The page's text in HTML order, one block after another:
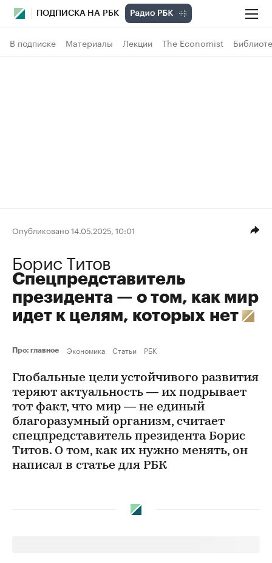
ПОДПИСКА НА РБК
В подписке Материалы Лекции The Economist
Опубликовано 14.05.2025, 10:01
Борис Титов
Спецпредставитель
президента — о том, как мир
идет к целям, которых нет
Про: главное Экономика Статьи РБК
Глобальные цели устойчивого развития
теряют актуальность — их подрывает
тот факт, что мир — не единый
благоразумный организм, считает
спецпредставитель президента Борис
Титов. О том, как их нужно менять, он
написал в статье для РБК